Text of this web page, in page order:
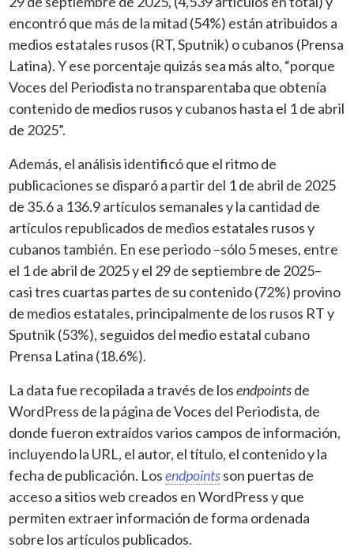
encontró que más de la mitad (54%) están atribuidos a
medios estatales rusos (RT, Sputnik) o cubanos (Prensa
Latina). Y ese porcentaje quizás sea más alto, “porque
Voces del Periodista no transparentaba que obtenía
contenido de medios rusos y cubanos hasta el 1 de abril
de 2025”.
Además, el análisis identificó que el ritmo de
publicaciones se disparó a partir del 1 de abril de 2025
de 35.6 a 136.9 artículos semanales y la cantidad de
artículos republicados de medios estatales rusos y
cubanos también. En ese periodo –sólo 5 meses, entre
el 1 de abril de 2025 y el 29 de septiembre de 2025–
casi tres cuartas partes de su contenido (72%) provino
de medios estatales, principalmente de los rusos RT y
Sputnik (53%), seguidos del medio estatal cubano
Prensa Latina (18.6%).
La data fue recopilada a través de losendpointsde
WordPress de la página de Voces del Periodista, de
donde fueron extraídos varios campos de información,
incluyendo la URL, el autor, el título, el contenido y la
fecha de publicación. Losendpointsson puertas de
acceso a sitios web creados en WordPress y que
permiten extraer información de forma ordenada
sobre los artículos publicados.